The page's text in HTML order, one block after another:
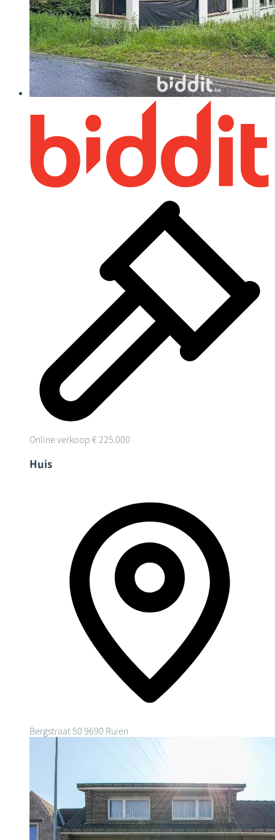
Online verkoop € 225.000
Huis
Bergstraat 50 9690 Ruien